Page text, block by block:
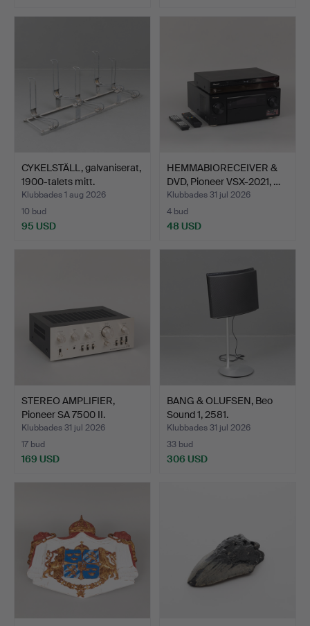
CYKELSTÄLL, galvaniserat,
1900-talets mitt.
Klubbades 1 aug 2026
10 bud
95 USD
HEMMABIORECEIVER &
DVD, Pioneer VSX-2021, …
Klubbades 31 jul 2026
4 bud
48 USD
STEREO AMPLIFIER,
Pioneer SA 7500 II.
Klubbades 31 jul 2026
17 bud
169 USD
BANG & OLUFSEN, Beo
Sound 1, 2581.
Klubbades 31 jul 2026
33 bud
306 USD